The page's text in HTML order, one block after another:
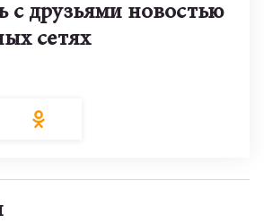
с друзьями новостью
сетях